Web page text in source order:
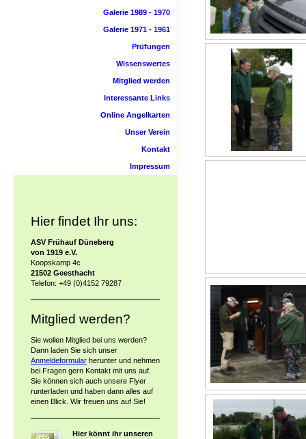
Galerie 1989 - 1970
Galerie 1971 - 1961
Prüfungen
Wissenswertes
Mitglied werden
Interessante Links
Online Angelkarten
Unser Verein
Kontakt
Impressum
Hier findet Ihr uns:
ASV Frühauf Düneberg
von 1919 e.V.
Koopskamp 4c
21502 Geesthacht
Telefon: +49 (0)4152 79287
Mitglied werden?
Sie wollen Mitglied bei uns werden?
Dann laden Sie sich unser
Anmeldeformular herunter und nehmen
bei Fragen gern Kontakt mit uns auf.
Sie können sich auch unsere Flyer
runterladen und haben dann alles auf
einen Blick. Wir freuen uns auf Sie!
Hier könnt ihr unseren